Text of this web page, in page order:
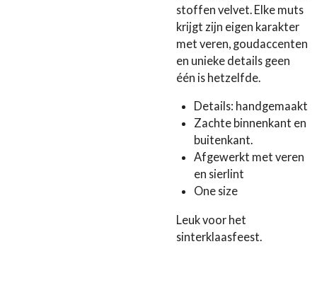
stoffen velvet. Elke muts
krijgt zijn eigen karakter
met veren, goudaccenten
en unieke details geen
één is hetzelfde.
Details: handgemaakt
Zachte binnenkant en
buitenkant.
Afgewerkt met veren
en sierlint
One size
Leuk voor het
sinterklaasfeest.